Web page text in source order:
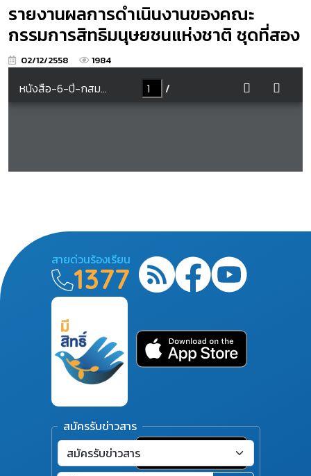
รายงานผลการดำเนินงานของคณะ
กรรมการสิทธิมนุษยชนแห่งชาติ ชุดที่สอง
02/12/2558 1984
สายด่วนร้องเรียน
1377
สมัครรับข่าวสาร